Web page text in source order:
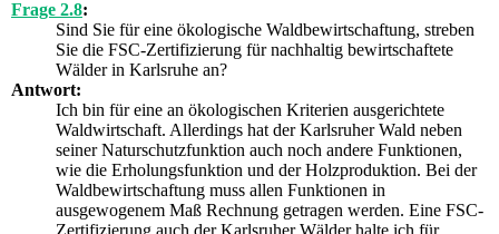
Frage 2.8:
Sind Sie für eine ökologische Waldbewirtschaftung, streben
Sie die FSC-Zertifizierung für nachhaltig bewirtschaftete
Wälder in Karlsruhe an?
Antwort:
Ich bin für eine an ökologischen Kriterien ausgerichtete
Waldwirtschaft. Allerdings hat der Karlsruher Wald neben
seiner Naturschutzfunktion auch noch andere Funktionen,
wie die Erholungsfunktion und der Holzproduktion. Bei der
Waldbewirtschaftung muss allen Funktionen in
ausgewogenem Maß Rechnung getragen werden. Eine FSC-
Zertifizierung auch der Karlsruher Wälder halte ich für